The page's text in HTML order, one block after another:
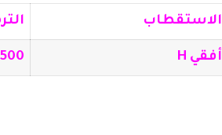
الاستقطاب
أفقي H